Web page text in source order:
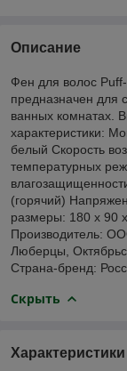
Описание
Фен для волос
предназначен для
ванных комнатах.
характеристики:
белый Скорость
температурных
(горячий)
размеры: 180 x 90
Производитель:
Люберцы,
Страна-бренд:
Скрыть
Характеристики